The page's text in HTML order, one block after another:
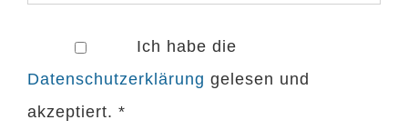
Ich habe die
Datenschutzerklärung gelesen und
akzeptiert. *